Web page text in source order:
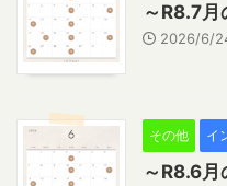
～R8.7月
2026/6/
その他 イ
～R8.6月